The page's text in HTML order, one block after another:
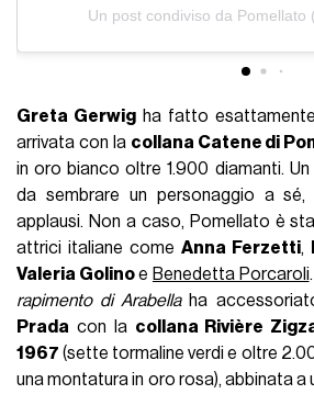
Un post condiviso da Pomellato
Greta Gerwigha fatto esattamente
arrivata con la collana Catene di
in oro bianco oltre 1.900 diamanti.
da sembrare un personaggio a
applausi. Non a caso, Pomellato è
attrici italiane come Anna Ferzetti,
Valeria Golinoe Benedetta Porcaroli
rapimento di Arabellaha
Prada con la collana Rivière
1967 (sette tormaline verdi e oltre
una montatura in oro rosa), abbinata a